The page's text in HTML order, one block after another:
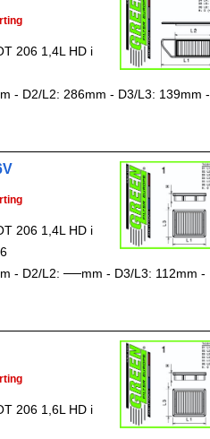
206 1,4L HD i
- D2/L2: 286mm - D3/L3: 139mm -
206 1,4L HD i
- D2/L2: ──mm - D3/L3: 112mm -
206 1,6L HD i